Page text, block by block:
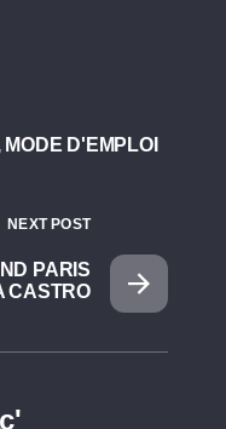
D'EMPLOI
NEXT POST
PARIS
CASTRO